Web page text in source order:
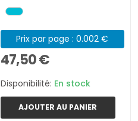
Prix par page : 0.002 €
47,50 €
Disponibilité: En stock
AJOUTER AU PANIER